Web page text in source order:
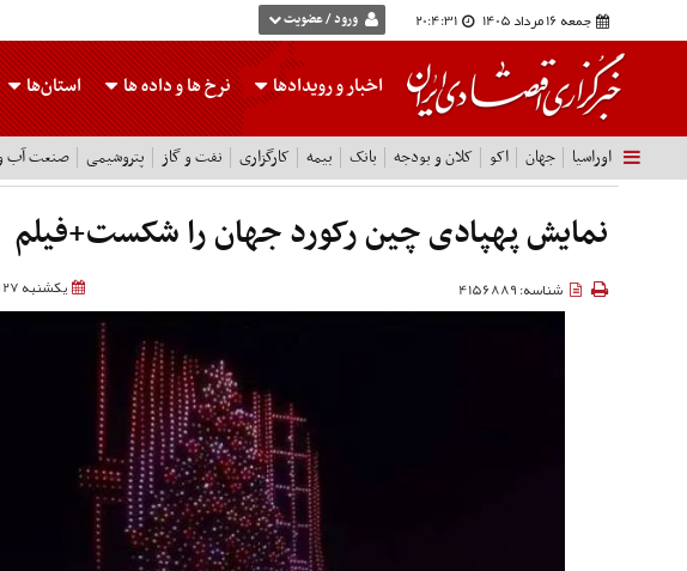
جمعه 16 مرداد 1405 20:4:31 ورود / عضویت
اخبار و رویدادها نرخ هاو داده ها استان‌ها
اوراسیا جهان اکو کلان و بودجه بانک بیمه کارگزاری نفت و گاز پتروشیمی صنعت آب
نمایش پهپادی چین رکورد جهان را شکست+فیلم
یکشنبه 27 مهر 1404 شناسه: 4156889